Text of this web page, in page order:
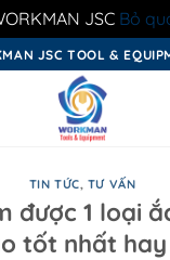
JSC Bỏ
JSC TOOL &
TIN TỨC, TƯ VẤN
được 1 loại
tốt nhất hay